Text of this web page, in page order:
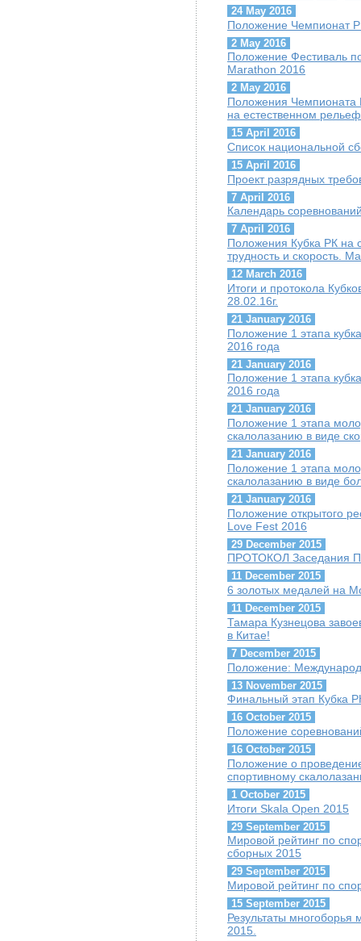
24 May 2016
Положение Чемпионат
2 May 2016
Положение Фестиваль
Marathon 2016
2 May 2016
Положения Чемпионата
на естественном
15 April 2016
Список национальной
15 April 2016
Проект разрядных
7 April 2016
Календарь
7 April 2016
Положения Кубка РК на
трудность и скорость.
12 March 2016
Итоги и протокола
28.02.16г.
21 January 2016
Положение 1 этапа
2016 года
21 January 2016
Положение 1 этапа
2016 года
21 January 2016
Положение 1 этапа
скалолазанию в виде
21 January 2016
Положение 1 этапа
скалолазанию в виде
21 January 2016
Положение открытого
Love Fest 2016
29 December 2015
ПРОТОКОЛ Заседания
11 December 2015
6 золотых медалей на
11 December 2015
Тамара Кузнецова
в Китае!
7 December 2015
Положение:
13 November 2015
Финальный этап Кубка
16 October 2015
Положение
16 October 2015
Положение о
спортивному
1 October 2015
Итоги Skala Open 2015
29 September 2015
Мировой рейтинг по
сборных 2015
29 September 2015
Мировой рейтинг по
15 September 2015
Результаты
2015.